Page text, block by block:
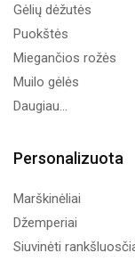
Gėlių dėžutės
Puokštės
Miegančios rožės
Muilo gėlės
Daugiau...
Personalizuota
Marškinėliai
Džemperiai
Siuvinėti